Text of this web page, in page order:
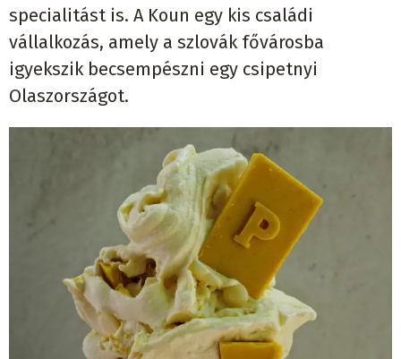
specialitást is. A Koun egy kis családi
vállalkozás, amely a szlovák fővárosba
igyekszik becsempészni egy csipetnyi
Olaszországot.